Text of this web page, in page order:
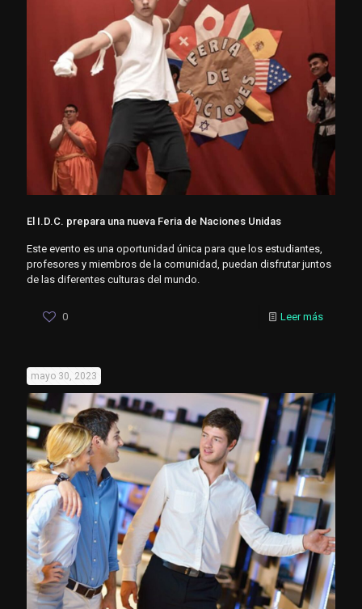
El I.D.C. prepara una nueva Feria de Naciones Unidas
Este evento es una oportunidad única para que los estudiantes,
profesores y miembros de la comunidad, puedan disfrutar juntos
de las diferentes culturas del mundo.
0 Leer más
mayo 30, 2023